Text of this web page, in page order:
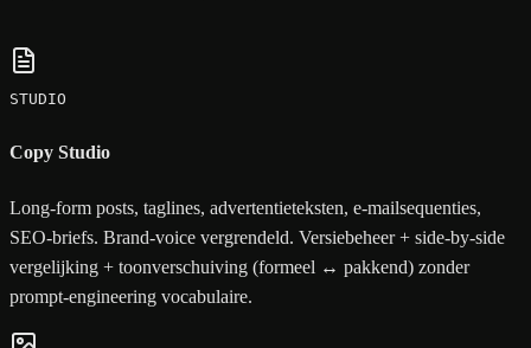
STUDIO
Copy Studio
Long-form posts, taglines, advertentieteksten, e-mailsequenties,
SEO-briefs. Brand-voice vergrendeld. Versiebeheer + side-by-side
vergelijking + toonverschuiving (formeel ↔ pakkend) zonder
prompt-engineering vocabulaire.